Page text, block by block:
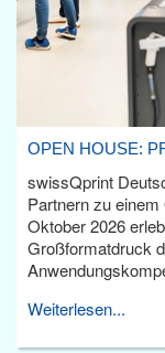
OPEN HOUSE:
swissQprint
Partnern zu
Oktober 2026
Großformatdruck
Weiterlesen...